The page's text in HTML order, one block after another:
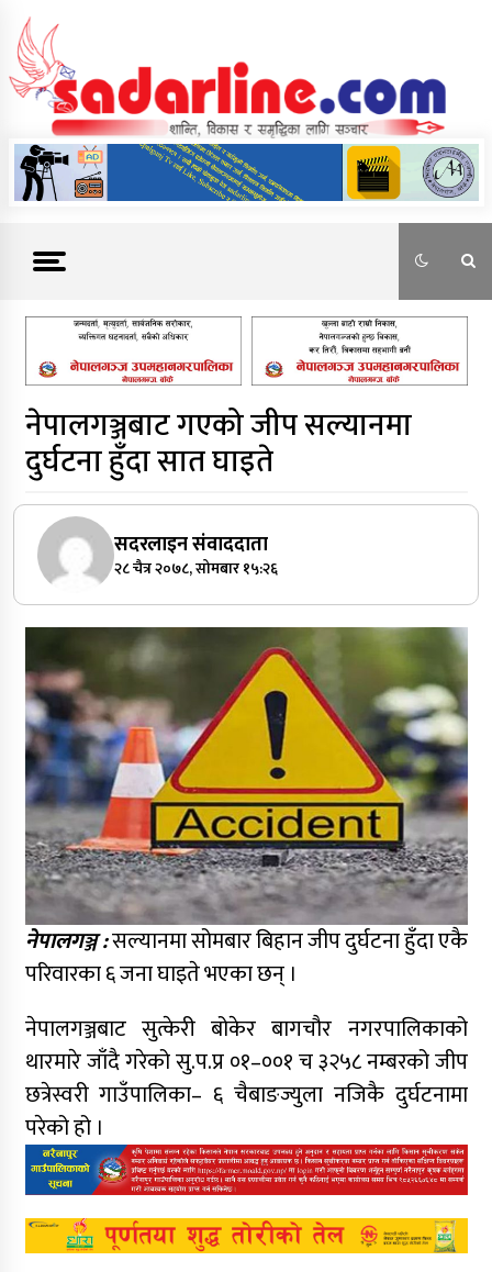
content
News For Nepal
नेपालगञ्जबाट गएको जीप सल्यानमा
दुर्घटना हुँदा सात घाइते
सदरलाइन संवाददाता
२८ चैत्र २०७८, सोमबार १५:२६
नेपालगञ्ज :सल्यानमा सोमबार बिहान जीप दुर्घटना हुँदा एकै
परिवारका ६ जना घाइते भएका छन् ।
नेपालगञ्जबाट सुत्केरी बोकेर बागचौर नगरपालिकाको
थारमारे जाँदै गरेको सु.प.प्र ०१–००१ च ३२५८ नम्बरको जीप
छत्रेस्वरी गाउँपालिका– ६ चैबाङज्युला नजिकै दुर्घटनामा
परेको हो ।